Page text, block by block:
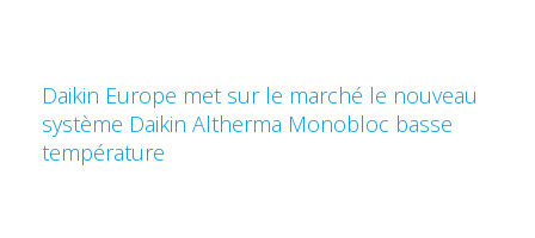
Daikin Europe met sur le marché le nouveau
système Daikin Altherma Monobloc basse
température